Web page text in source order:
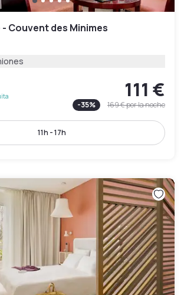
- Couvent des Minimes
111 €
-35% 169 €por la noche
11h - 17h